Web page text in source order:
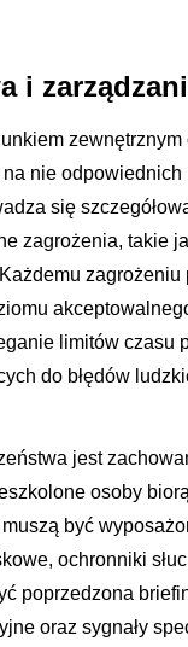
i
nie
się
zagrożenia, takie
limitów czasu
do błędów
jest
osoby
być
ochronniki
poprzedzona
oraz sygnały